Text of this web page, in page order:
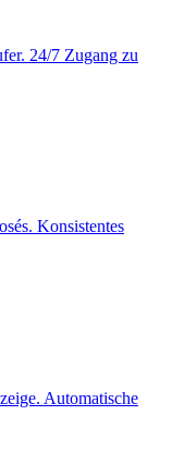
24/7 Zugang zu
Konsistentes
Automatische